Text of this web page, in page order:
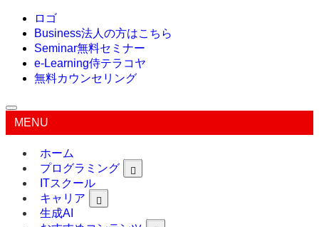
ロゴ
Business法人の方はこちら
Seminar無料セミナー
e-Learning侍テラコヤ
無料カウンセリング
MENU
ホーム
プログラミング
ITスクール
キャリア
生成AI